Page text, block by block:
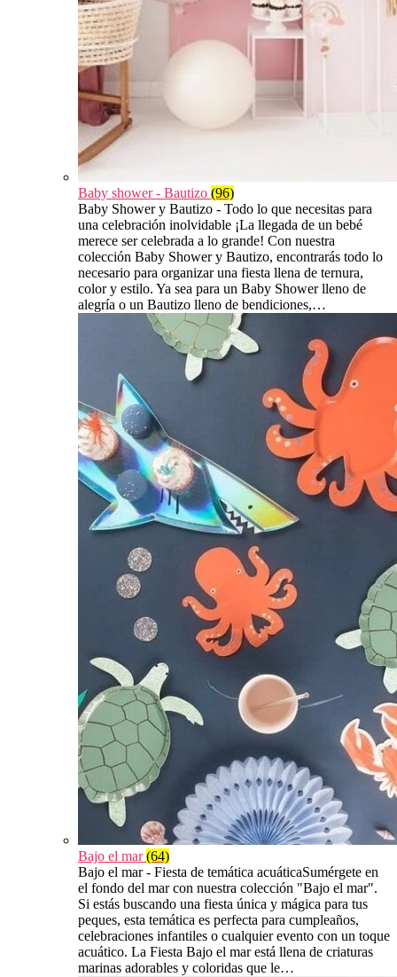
Baby shower - Bautizo (96)
Baby Shower y Bautizo - Todo lo que necesitas para
una celebración inolvidable ¡La llegada de un bebé
merece ser celebrada a lo grande! Con nuestra
colección Baby Shower y Bautizo, encontrarás todo lo
necesario para organizar una fiesta llena de ternura,
color y estilo. Ya sea para un Baby Shower lleno de
alegría o un Bautizo lleno de bendiciones,…
Bajo el mar(64)
Bajo el mar - Fiesta de temática acuáticaSumérgete en
el fondo del mar con nuestra colección "Bajo el mar".
Si estás buscando una fiesta única y mágica para tus
peques, esta temática es perfecta para cumpleaños,
celebraciones infantiles o cualquier evento con un toque
acuático. La Fiesta Bajo el mar está llena de criaturas
marinas adorables y coloridas que le…